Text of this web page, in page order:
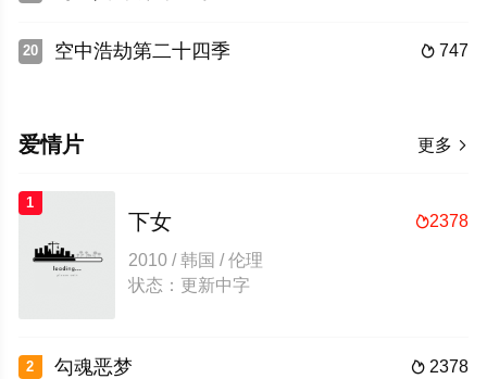
20  747
空中浩劫第二十四季
更多 
爱情片
1
2378
下女
2010 / 韩国 / 伦理
状态：更新中字
2  2378
勾魂恶梦